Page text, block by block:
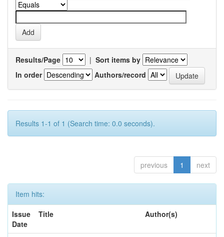
Results/Page | Sort items by
In order
Authors/record
Results 1-1 of 1 (Search time: 0.0 seconds).
previous 1 next
Item hits:
Issue
Date
Title Author(s)